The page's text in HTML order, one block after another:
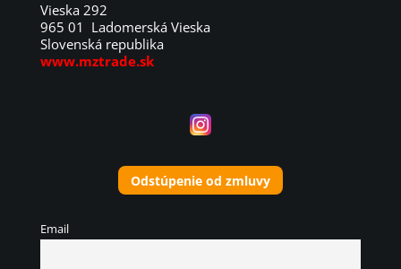
Vieska 292
965 01 Ladomerská Vieska
Slovenská republika
www.mztrade.sk
Odstúpenie od zmluvy
Email